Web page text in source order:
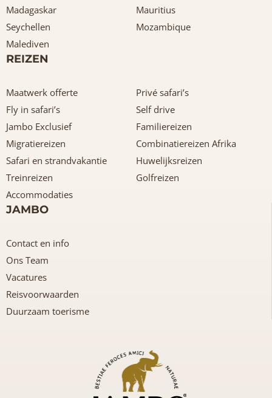
Madagaskar
Mauritius
Seychellen
Mozambique
Malediven
REIZEN
Maatwerk offerte
Privé safari’s
Fly in safari’s
Self drive
Jambo Exclusief
Familiereizen
Migratiereizen
Combinatiereizen Afrika
Safari en strandvakantie
Huwelijksreizen
Treinreizen
Golfreizen
Accommodaties
JAMBO
Contact en info
Ons Team
Vacatures
Reisvoorwaarden
Duurzaam toerisme